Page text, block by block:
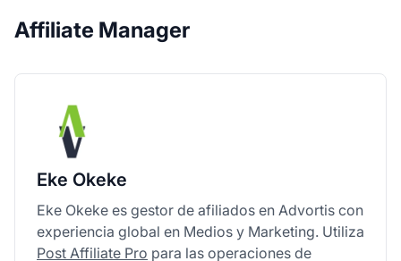
Affiliate Manager
Eke Okeke
Eke Okeke es gestor de afiliados en Advortis con
experiencia global en Medios y Marketing. Utiliza
Post Affiliate Pro para las operaciones de